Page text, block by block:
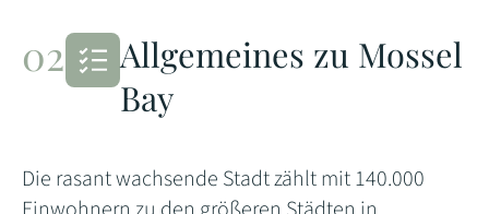
Allgemeines zu Mossel
Bay
Die rasant wachsende Stadt zählt mit 140.000